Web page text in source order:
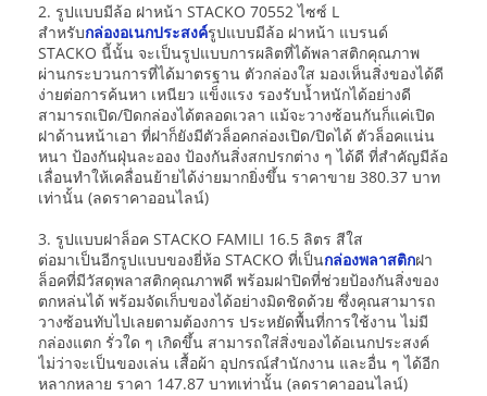
2. รูปแบบมีล้อ ฝาหน้า STACKO 70552 ไซซ์ L
สำหรับกล่องอเนกประสงค์รูปแบบมีล้อ ฝาหน้า แบรนด์
STACKO นี้นั้น จะเป็นรูปแบบการผลิตที่ได้พลาสติกคุณภาพ
ผ่านกระบวนการที่ได้มาตรฐาน ตัวกล่องใส มองเห็นสิ่งของได้ดี
ง่ายต่อการค้นหา เหนียว แข็งแรง รองรับน้ำหนักได้อย่างดี
สามารถเปิด/ปิดกล่องได้ตลอดเวลา แม้จะวางซ้อนกันก็แค่เปิด
ฝาด้านหน้าเอา ที่ฝาก็ยังมีตัวล็อคกล่องเปิด/ปิดได้ ตัวล็อคแน่น
หนา ป้องกันฝุ่นละออง ป้องกันสิ่งสกปรกต่าง ๆ ได้ดี ที่สำคัญมีล้อ
เลื่อนทำให้เคลื่อนย้ายได้ง่ายมากยิ่งขึ้น ราคาขาย 380.37 บาท
เท่านั้น (ลดราคาออนไลน์)
3. รูปแบบฝาล็อค STACKO FAMILI 16.5 ลิตร สีใส
ต่อมาเป็นอีกรูปแบบของยี่ห้อ STACKO ที่เป็นกล่องพลาสติกฝา
ล็อคที่มีวัสดุพลาสติกคุณภาพดี พร้อมฝาปิดที่ช่วยป้องกันสิ่งของ
ตกหล่นได้ พร้อมจัดเก็บของได้อย่างมิดชิดด้วย ซึ่งคุณสามารถ
วางซ้อนทับไปเลยตามต้องการ ประหยัดพื้นที่การใช้งาน ไม่มี
กล่องแตก รั่วใด ๆ เกิดขึ้น สามารถใส่สิ่งของได้อเนกประสงค์
ไม่ว่าจะเป็นของเล่น เสื้อผ้า อุปกรณ์สำนักงาน และอื่น ๆ ได้อีก
หลากหลาย ราคา 147.87 บาทเท่านั้น (ลดราคาออนไลน์)